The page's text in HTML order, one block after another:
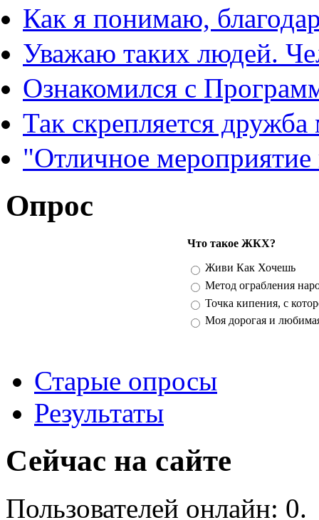
Как я понимаю,
Уважаю таких людей.
Ознакомился с
Так скрепляется
"Отличное мероприятие
Опрос
Что такое ЖКХ?
Варианты
Живи Как Хочешь
Метод ограбления
Точка кипения, с
Моя дорогая и
Старые опросы
Результаты
Сейчас на сайте
Пользователей онлайн: 0.